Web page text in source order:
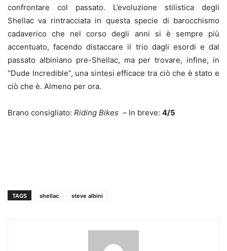
confrontare col passato. L’evoluzione stilistica degli
Shellac va rintracciata in questa specie di barocchismo
cadaverico che nel corso degli anni si è sempre più
accentuato, facendo distaccare il trio dagli esordi e dal
passato albiniano pre-Shellac, ma per trovare, infine, in
“Dude Incredible”, una sintesi efficace tra ciò che è stato e
ciò che è. Almeno per ora.
Brano consigliato: Riding Bikes – In breve: 4/5
TAGS shellac steve albini